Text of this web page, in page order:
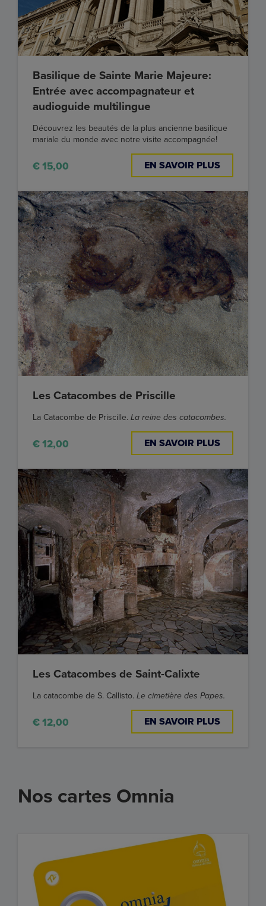
Basilique de Sainte Marie Majeure:
Entrée avec accompagnateur et
audioguide multilingue
Découvrez les beautés de la plus ancienne basilique
mariale du monde avec notre visite accompagnée!
€ 15,00 EN SAVOIR PLUS
Les Catacombes de Priscille
La Catacombe de Priscille. La reine des catacombes.
€ 12,00 EN SAVOIR PLUS
Les Catacombes de Saint-Calixte
La catacombe de S. Callisto. Le cimetière des Papes.
€ 12,00 EN SAVOIR PLUS
Nos cartes Omnia